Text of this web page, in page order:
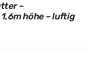
–
höhe – luftig